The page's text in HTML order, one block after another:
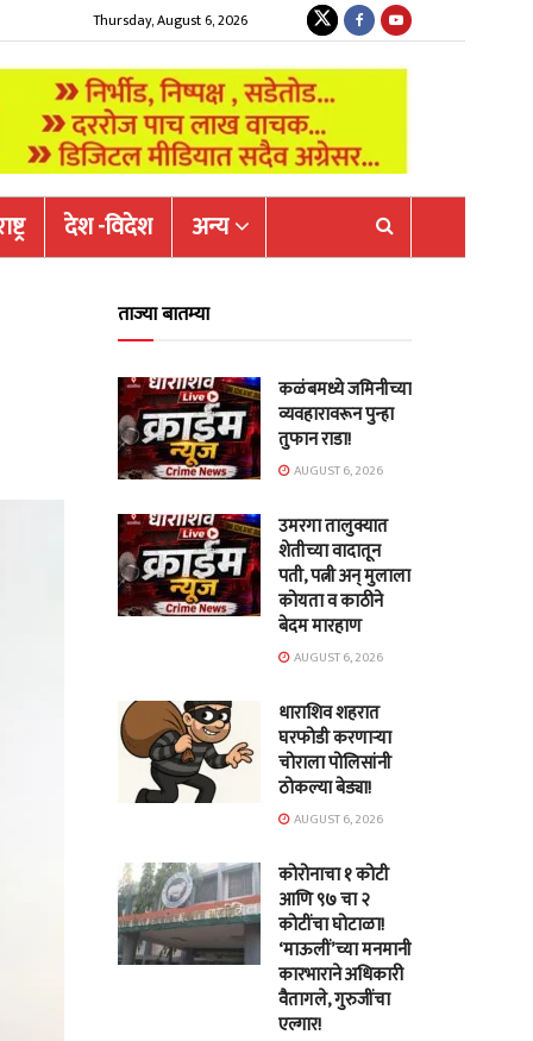
Thursday, August 6, 2026
देश -विदेश अन्य
ताज्या बातम्या
कळंबमध्ये जमिनीच्या
व्यवहारावरून पुन्हा
तुफान राडा!
AUGUST 6, 2026
उमरगा तालुक्यात
शेतीच्या वादातून
पती, पत्नी अन् मुलाला
कोयता व काठीने
बेदम मारहाण
AUGUST 6, 2026
धाराशिव शहरात
घरफोडी करणाऱ्या
चोराला पोलिसांनी
ठोकल्या बेड्या!
AUGUST 6, 2026
कोरोनाचा १ कोटी
आणि ९७ चा २
कोटींचा घोटाळा!
‘माऊलीं’च्या मनमानी
कारभाराने अधिकारी
वैतागले, गुरुजींचा
एल्गार!